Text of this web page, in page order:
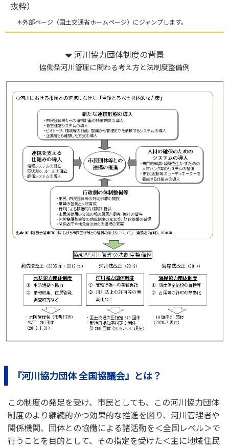
抜粋）
＊外部ページ（国土交通省ホームページ）にジャンプします。
河川協力団体制度の背景
協働型河川管理に関わる考え方と法制度整備例
『河川協力団体 全国協議会』とは？
この制度の発足を受け、市民としても、この河川協力団体
制度のより継続的かつ効果的な推進を図り、河川管理者や
関係機関、団体との協働による諸活動を＜全国レベル＞で
行うことを目的として、その指定を受けた＜主に地域住民